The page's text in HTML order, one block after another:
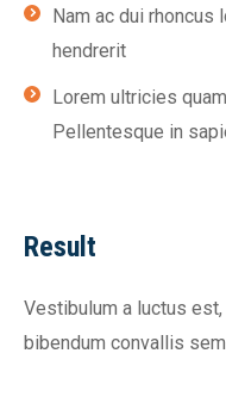
Nam ac dui
hendrerit
Lorem ultricies
Pellentesque in
Result
Vestibulum a luctus
bibendum convallis